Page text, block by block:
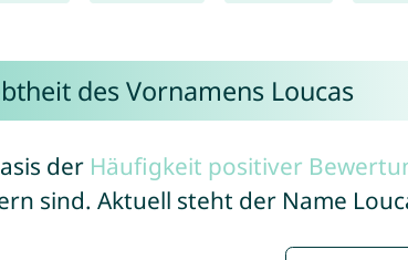
des Vornamens Loucas
der Häufigkeit positiver
sind. Aktuell steht der Name